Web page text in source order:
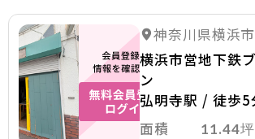
詳細を
神奈川県横浜
横浜市営地下鉄
ン
弘明寺駅 / 徒歩5
面積
11.44